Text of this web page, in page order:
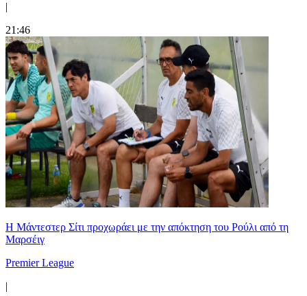
|
21:46
Η Μάντεστερ Σίτι προχωράει με την απόκτηση του Ρούλι από τη
Μαρσέιγ
Premier League
|